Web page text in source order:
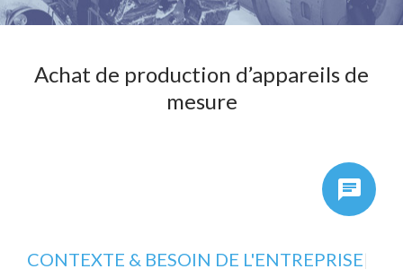
Achat de production d’appareils de
mesure
CONTEXTE & BESOIN DE L'ENTREPRISE|